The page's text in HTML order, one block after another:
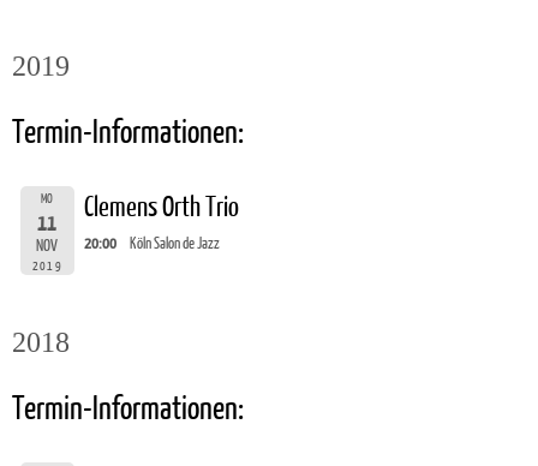
2019
Termin-Informationen:
MO
11
NOV
2019
Clemens Orth Trio
20:00 Köln Salon de Jazz
2018
Termin-Informationen: